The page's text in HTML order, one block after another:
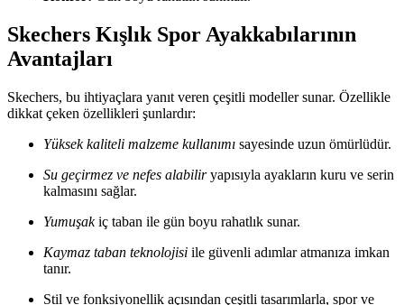
Skechers Kışlık Spor Ayakkabılarının
Avantajları
Skechers, bu ihtiyaçlara yanıt veren çeşitli modeller sunar. Özellikle
dikkat çeken özellikleri şunlardır:
Yüksek kaliteli malzeme kullanımı sayesinde uzun ömürlüdür.
Su geçirmez ve nefes alabiliryapısıyla ayakların kuru ve serin
kalmasını sağlar.
Yumuşakiç taban ile gün boyu rahatlık sunar.
Kaymaz taban teknolojisi ile güvenli adımlar atmanıza imkan
tanır.
Stil ve fonksiyonellik açısından çeşitli tasarımlarla, spor ve